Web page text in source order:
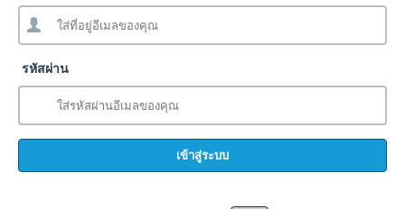
รหัสผ่าน
เข้าสู่ระบบ